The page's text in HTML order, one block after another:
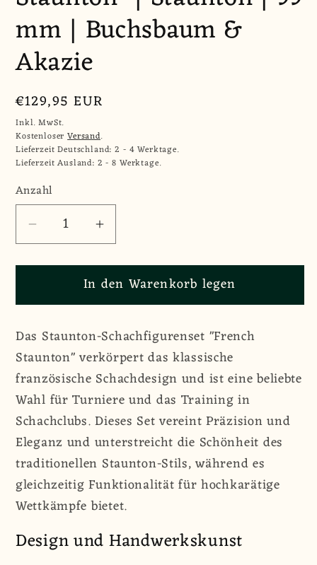
mm | Buchsbaum &
Akazie
Normaler
Preis
€129,95 EUR
Inkl. MwSt.
KostenloserVersand.
Lieferzeit Deutschland: 2 - 4 Werktage.
Lieferzeit Ausland: 2 - 8 Werktage.
Anzahl
Anzahl
Verringere
die
Menge
Schachfiguren
Staunton&quot;
|
Staunton
|
99
|
Buchsbaum
&amp;
Akazie
Erhöhe
die
Menge
für
Schachfiguren
Staunton&quot;
|
Staunton
|
99
mm
|
Buchsbaum
&amp;
Akazie
In den Warenkorb legen
Das Staunton-Schachfigurenset "French
Staunton" verkörpert das klassische
französische Schachdesign und ist eine beliebte
Wahl für Turniere und das Training in
Schachclubs. Dieses Set vereint Präzision und
Eleganz und unterstreicht die Schönheit des
traditionellen Staunton-Stils, während es
gleichzeitig Funktionalität für hochkarätige
Wettkämpfe bietet.
Design und Handwerkskunst